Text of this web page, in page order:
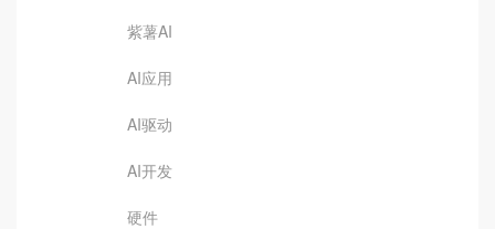
紫薯AI
AI应用
AI驱动
AI开发
硬件